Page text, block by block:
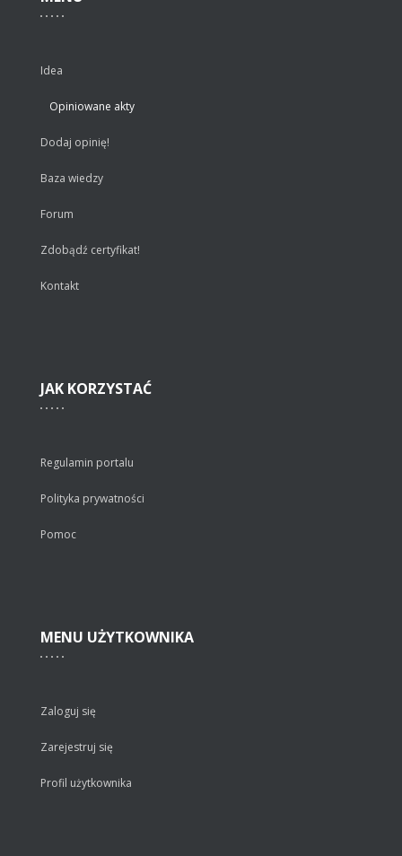
Idea
Opiniowane akty
Dodaj opinię!
Baza wiedzy
Forum
Zdobądź certyfikat!
Kontakt
JAK KORZYSTAĆ
Regulamin portalu
Polityka prywatności
Pomoc
MENU UŻYTKOWNIKA
Zaloguj się
Zarejestruj się
Profil użytkownika